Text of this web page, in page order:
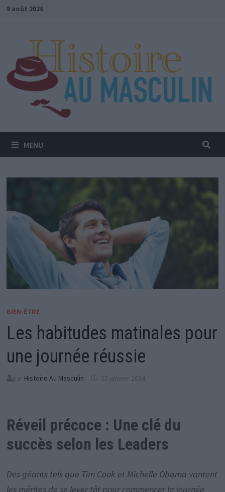
Passer
8 août 2026
MENU
BIEN-ÊTRE
Les habitudes matinales pour
une journée réussie
par Histoire Au Masculin 23 janvier 2024
Réveil précoce : Une clé du
succès selon les Leaders
Des géants tels que Tim Cook et Michelle Obama vantent
les mérites de se lever tôt pour commencer la journée